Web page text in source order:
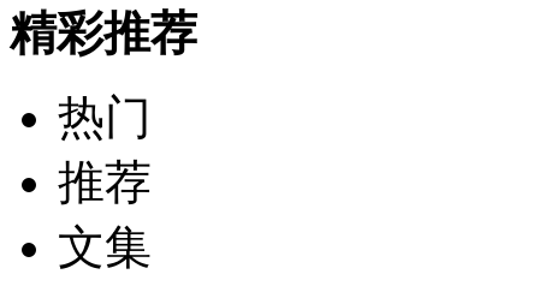
精彩推荐
热门
推荐
文集